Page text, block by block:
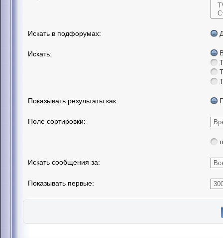
Искать в подфорумах:
Искать:
Показывать результаты как:
Поле сортировки:
Искать сообщения за:
Показывать первые: